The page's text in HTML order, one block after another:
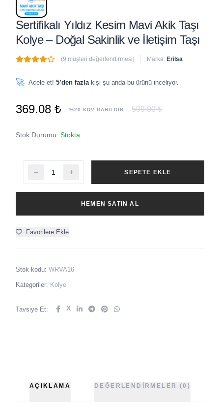
Sertifikalı Yıldız Kesim Mavi Akik Taşı
Kolye – Doğal Sakinlik ve İletişim Taşı
(9 müşteri değerlendirmesi) Marka: Erilsa
🚀 Acele et! 5’den fazla kişi şu anda bu ürünü inceliyor.
369.08 ₺ %20 KDV DAHİLDİR 599.00 ₺
Stok Durumu: Stokta
SEPETE EKLE
HEMEN SATIN AL
Favorilere Ekle
Stok kodu: WRVA16
Kategoriler: Kolye
Tavsiye Et: X
AÇIKLAMA DEĞERLENDIRMELER (0)